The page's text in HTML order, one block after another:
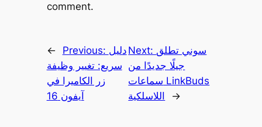
comment.
← Previous: دليل
سريع: تغيير وظيفة
زر الكاميرا في
آيفون 16
Next: سوني تطلق
جيلًا جديدًا من
سماعات LinkBuds
اللاسلكية
→